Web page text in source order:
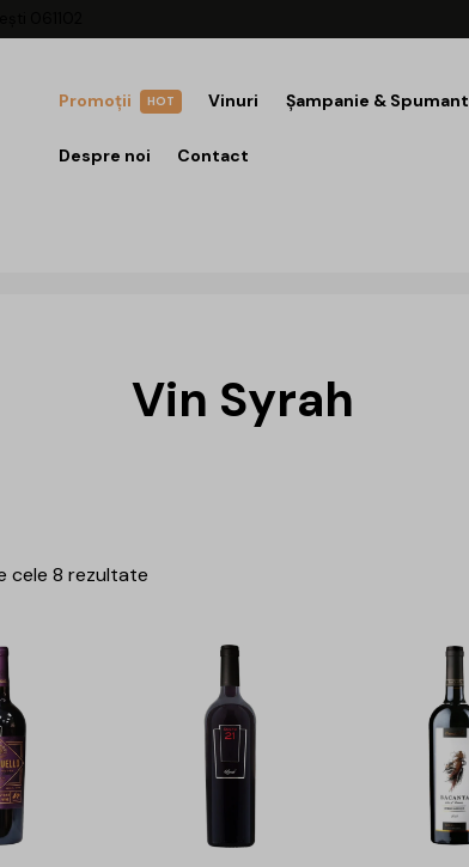
HOT
Promoții Vinuri Șampanie & Spumant
Despre noi Contact
Vin Syrah
cele 8 rezultate